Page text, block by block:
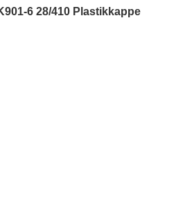
6 28/410 Plastikkappe